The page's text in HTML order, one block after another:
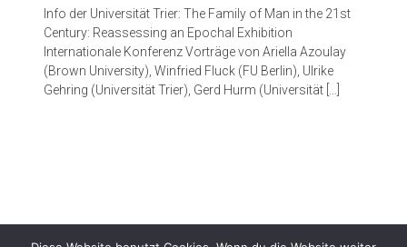
Info der Universität Trier: The Family of Man in the 21st
Century: Reassessing an Epochal Exhibition
Internationale Konferenz Vorträge von Ariella Azoulay
(Brown University), Winfried Fluck (FU Berlin), Ulrike
Gehring (Universität Trier), Gerd Hurm (Universität […]